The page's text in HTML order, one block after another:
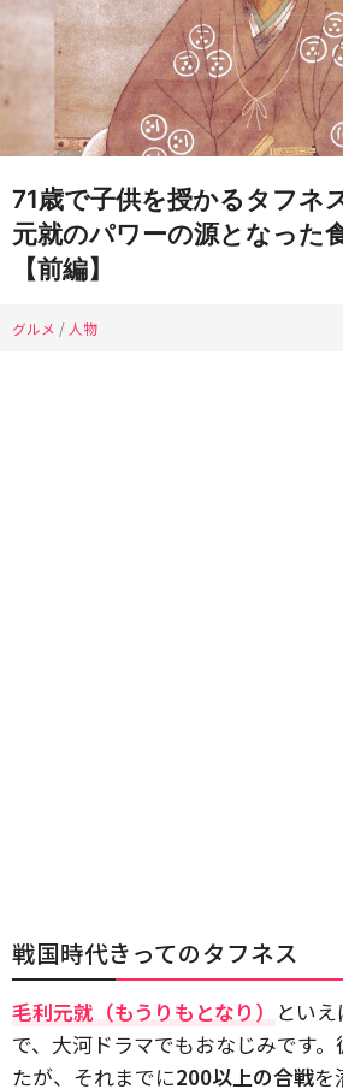
71歳で子供を授かるタフネ
元就のパワーの源となった
【前編】
グルメ / 人物
戦国時代きってのタフネス
毛利元就（もうりもとなり） とい
で、大河ドラマでもおなじみです
たが、それまでに200以上の合戦を